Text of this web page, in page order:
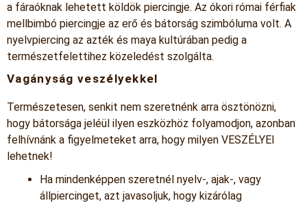
a fáraóknak lehetett köldök piercingje. Az ókori római férfiak
mellbimbó piercingje az erő és bátorság szimbóluma volt. A
nyelvpiercing az azték és maya kultúrában pedig a
természetfelettihez közeledést szolgálta.
Vagányság veszélyekkel
Természetesen, senkit nem szeretnénk arra ösztönözni,
hogy bátorsága jeléül ilyen eszközhöz folyamodjon, azonban
felhívnánk a figyelmeteket arra, hogy milyen VESZÉLYEI
lehetnek!
Ha mindenképpen szeretnél nyelv-, ajak-, vagy
állpiercinget, azt javasoljuk, hogy kizárólag